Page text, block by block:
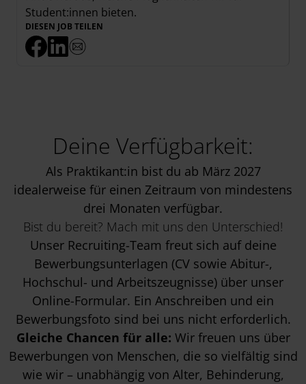
Student:innen bieten.
DIESEN JOB TEILEN
Deine Verfügbarkeit:
Als Praktikant:in bist du ab März 2027
idealerweise für einen Zeitraum von mindestens
drei Monaten verfügbar.
Bist du bereit? Mach mit uns den Unterschied!
Unser Recruiting-Team freut sich auf deine
Bewerbungsunterlagen (CV sowie Abitur-,
Hochschul- und Arbeitszeugnisse) über unser
Online-Formular. Ein Anschreiben und ein
Bewerbungsfoto sind bei uns nicht erforderlich.
Gleiche Chancen für alle: Wir freuen uns über
Bewerbungen von Menschen, die so vielfältig sind
wie wir – unabhängig von Alter, Behinderung,